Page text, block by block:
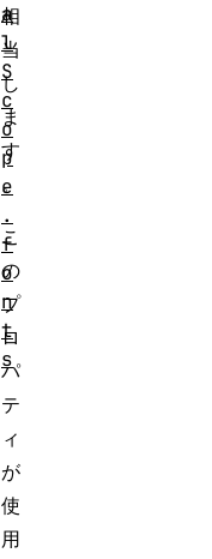
相
当
し
ま
す
。
こ
の
プ
ロ
パ
テ
ィ
が
使
用
a
l
S
c
o
p
e
.
f
o
n
t
s